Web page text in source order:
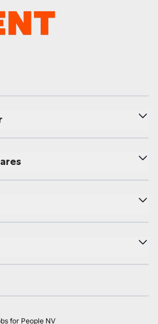
for People NV